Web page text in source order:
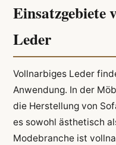
Einsatzgebiete
Leder
Vollnarbiges Leder
Anwendung. In der
die Herstellung von
es sowohl ästhetisch
Modebranche ist